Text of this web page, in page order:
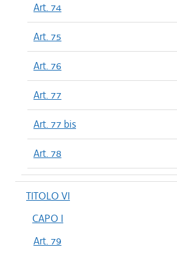
Art. 74
Art. 75
Art. 76
Art. 77
Art. 77 bis
Art. 78
TITOLO VI
CAPO I
Art. 79